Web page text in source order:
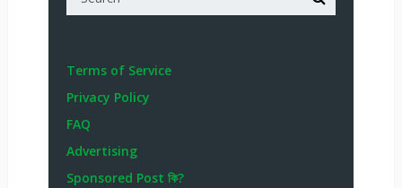
Terms of Service
Privacy Policy
FAQ
Advertising
Sponsored Post কি?